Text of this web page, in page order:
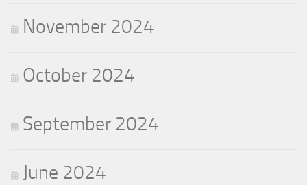
November 2024
October 2024
September 2024
June 2024